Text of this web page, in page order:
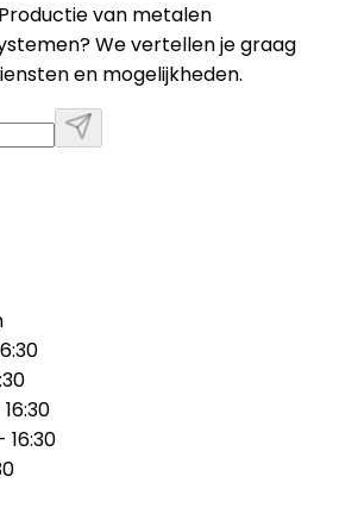
van metalen
We vertellen je graag
en mogelijkheden.
16:30